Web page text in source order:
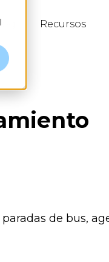
Recursos
de bus,